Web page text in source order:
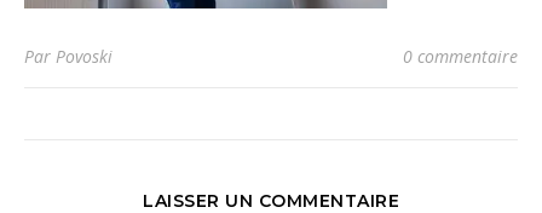
Par Povoski 0 commentaire
LAISSER UN COMMENTAIRE